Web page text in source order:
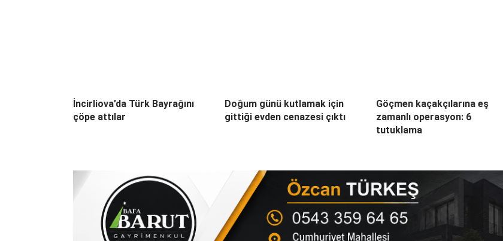
İncirliova’da Türk Bayrağını
çöpe attılar
Doğum günü kutlamak için
gittiği evden cenazesi çıktı
Göçmen kaçakçılarına eş
zamanlı operasyon: 6
tutuklama